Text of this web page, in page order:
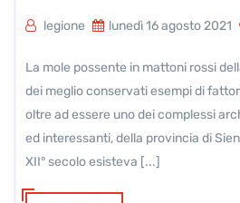
legione lunedì 16 agosto 2021
La mole possente in mattoni rossi
dei meglio conservati esempi di
oltre ad essere uno dei complessi
ed interessanti, della provincia di
XII° secolo esisteva [...]